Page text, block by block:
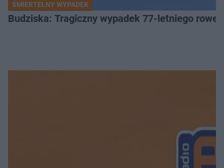
ŚMIERTELNY WYPADEK
Budziska: Tragiczny wypadek 77-letniego